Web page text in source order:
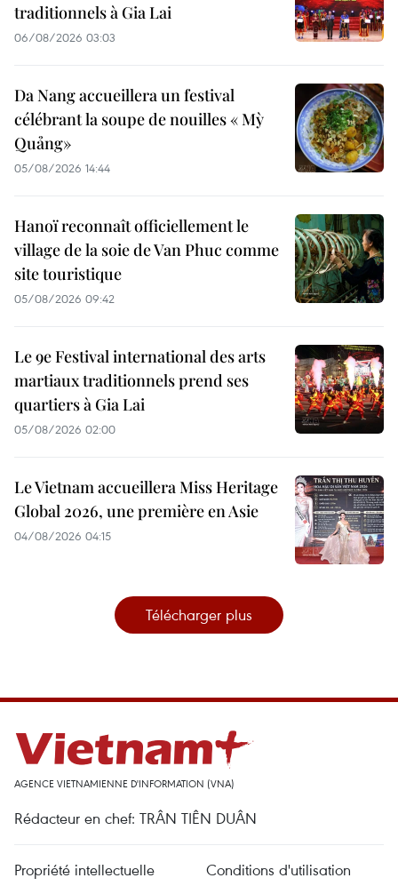
traditionnels à Gia Lai
06/08/2026 03:03
Da Nang accueillera un festival
célébrant la soupe de nouilles « Mỳ
Quảng»
05/08/2026 14:44
Hanoï reconnaît officiellement le
village de la soie de Van Phuc comme
site touristique
05/08/2026 09:42
Le 9e Festival international des arts
martiaux traditionnels prend ses
quartiers à Gia Lai
05/08/2026 02:00
Le Vietnam accueillera Miss Heritage
Global 2026, une première en Asie
04/08/2026 04:15
Télécharger plus
AGENCE VIETNAMIENNE D'INFORMATION (VNA)
Rédacteur en chef: TRÂN TIÊN DUÂN
Propriété intellectuelle
Conditions d'utilisation